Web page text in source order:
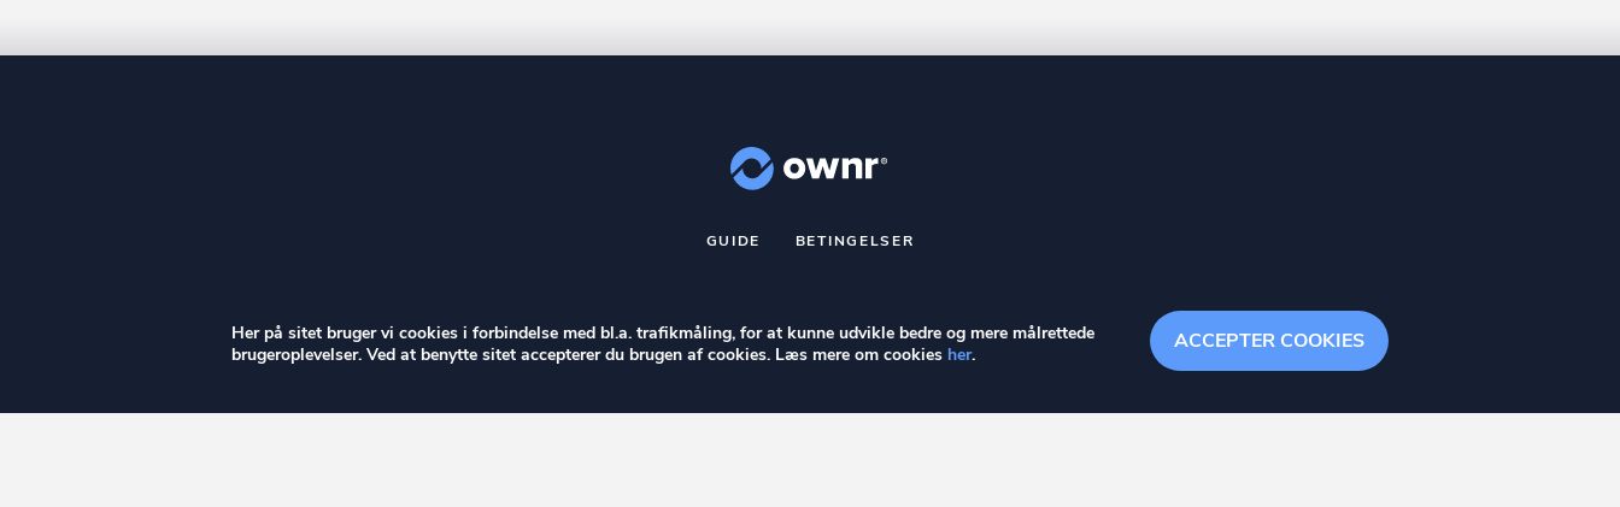
GUIDE BETINGELSER
Stationsparken 26. 2., 2600 Glostrup, info@ownr.dk
ACCEPTER COOKIES
Her på sitet bruger vi cookies i forbindelse med bl.a. trafikmåling, for at kunne udvikle bedre og mere målrettede
brugeroplevelser. Ved at benytte sitet accepterer du brugen af cookies. Læs mere om cookies her.